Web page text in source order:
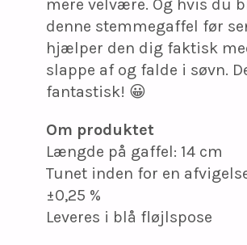
mere velvære. Og hvis du
denne stemmegaffel før
hjælper den dig faktisk
slappe af og falde i søvn.
fantastisk! 😀
Om produktet
Længde på gaffel: 14 cm
Tunet inden for en
±0,25 %
Leveres i blå fløjlspose